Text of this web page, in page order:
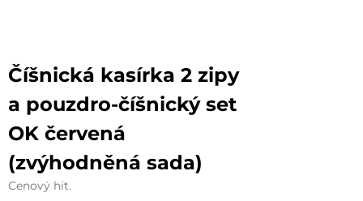
Číšnická kasírka 2 zipy
a pouzdro-číšnický set
OK červená
(zvýhodněná sada)
Cenový hit.